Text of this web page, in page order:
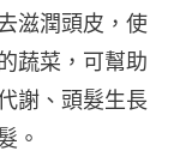
滋潤頭皮，使
蔬菜，可幫助
謝、頭髮生長
。